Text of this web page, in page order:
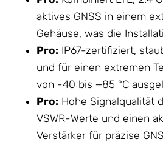
aktives GNSS in einem
Gehäuse, was die
Pro: IP67-zertifiziert,
und für einen extremen
von -40 bis +85 °C
Pro: Hohe Signalqualität
VSWR-Werte und einen
Verstärker für präzise